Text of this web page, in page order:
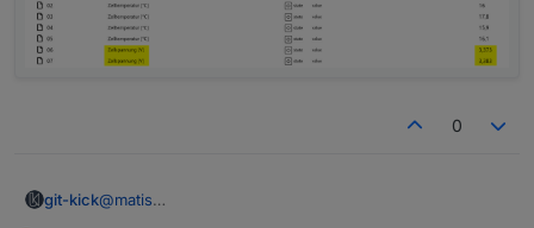
0
git-kick@matis